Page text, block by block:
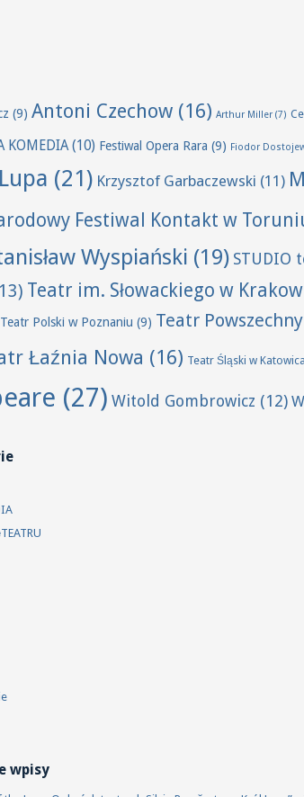
(9) Antoni Czechow (16) Arthur Miller (7)
KOMEDIA(10) Festiwal Opera Rara (9) Fiodor
(21) Krzysztof Garbaczewski (11)
Festiwal Kontakt w
Wyspiański (19) STUDIO
Teatr im. Słowackiego w
Teatr Polski w Poznaniu (9) Teatr Powszechny
Łaźnia Nowa (16) Teatr Śląski w
(27) Witold Gombrowicz (12)
wpisy